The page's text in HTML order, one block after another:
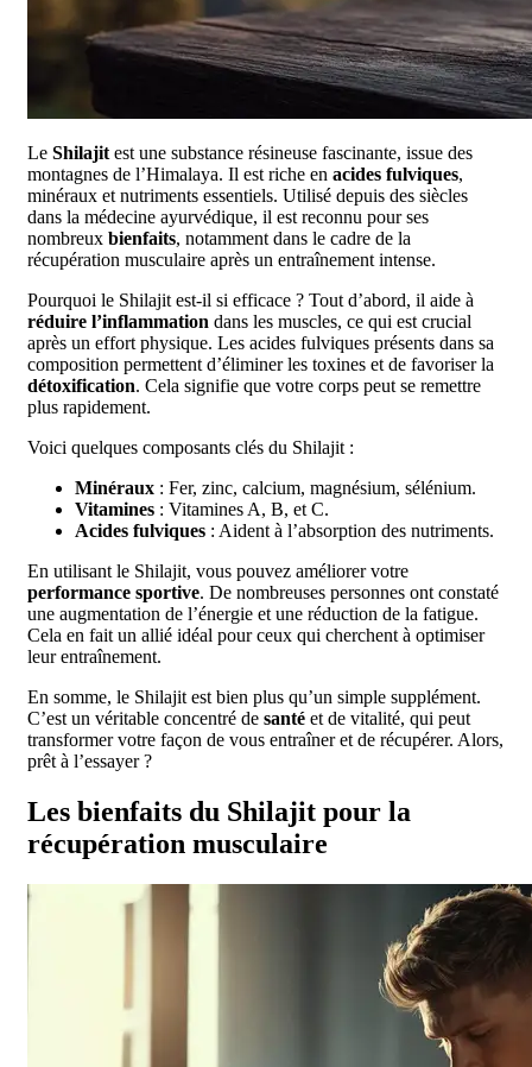
Le Shilajit est une substance résineuse fascinante, issue des
montagnes de l’Himalaya. Il est riche en acides fulviques,
minéraux et nutriments essentiels. Utilisé depuis des siècles
dans la médecine ayurvédique, il est reconnu pour ses
nombreux bienfaits, notamment dans le cadre de la
récupération musculaire après un entraînement intense.
Pourquoi le Shilajit est-il si efficace ? Tout d’abord, il aide à
réduire l’inflammation dans les muscles, ce qui est crucial
après un effort physique. Les acides fulviques présents dans sa
composition permettent d’éliminer les toxines et de favoriser la
détoxification. Cela signifie que votre corps peut se remettre
plus rapidement.
Voici quelques composants clés du Shilajit :
Minéraux : Fer, zinc, calcium, magnésium, sélénium.
Vitamines : Vitamines A, B, et C.
Acides fulviques : Aident à l’absorption des nutriments.
En utilisant le Shilajit, vous pouvez améliorer votre
performance sportive. De nombreuses personnes ont constaté
une augmentation de l’énergie et une réduction de la fatigue.
Cela en fait un allié idéal pour ceux qui cherchent à optimiser
leur entraînement.
En somme, le Shilajit est bien plus qu’un simple supplément.
C’est un véritable concentré de santé et de vitalité, qui peut
transformer votre façon de vous entraîner et de récupérer. Alors,
prêt à l’essayer ?
Les bienfaits du Shilajit pour la
récupération musculaire